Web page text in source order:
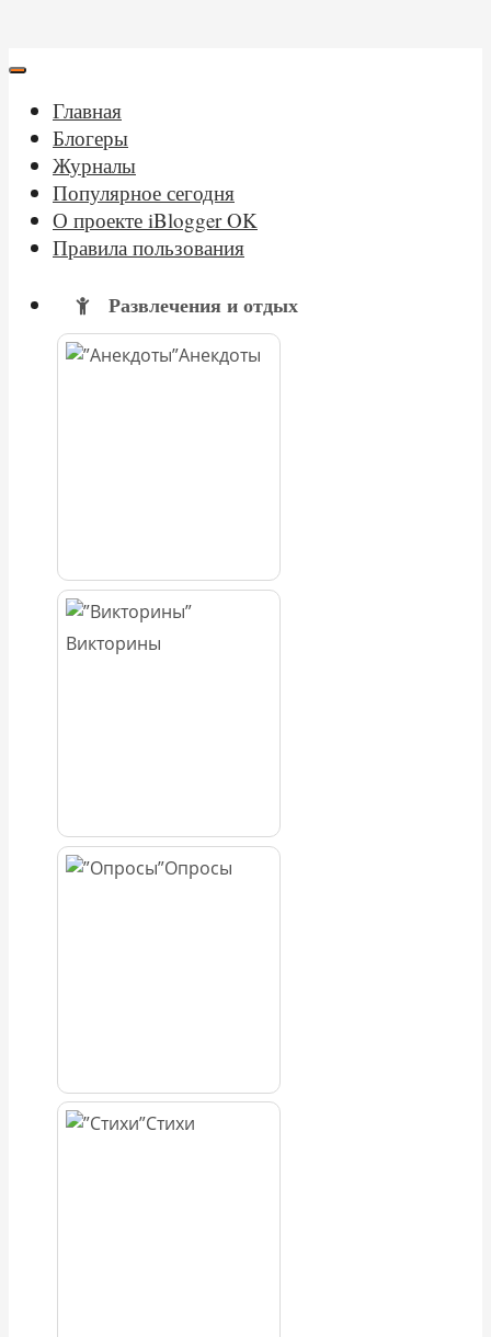
Главная
Блогеры
Журналы
Популярное сегодня
О проекте iBlogger OK
Правила пользования
Развлечения и отдых
Анекдоты
Викторины
Опросы
Стихи